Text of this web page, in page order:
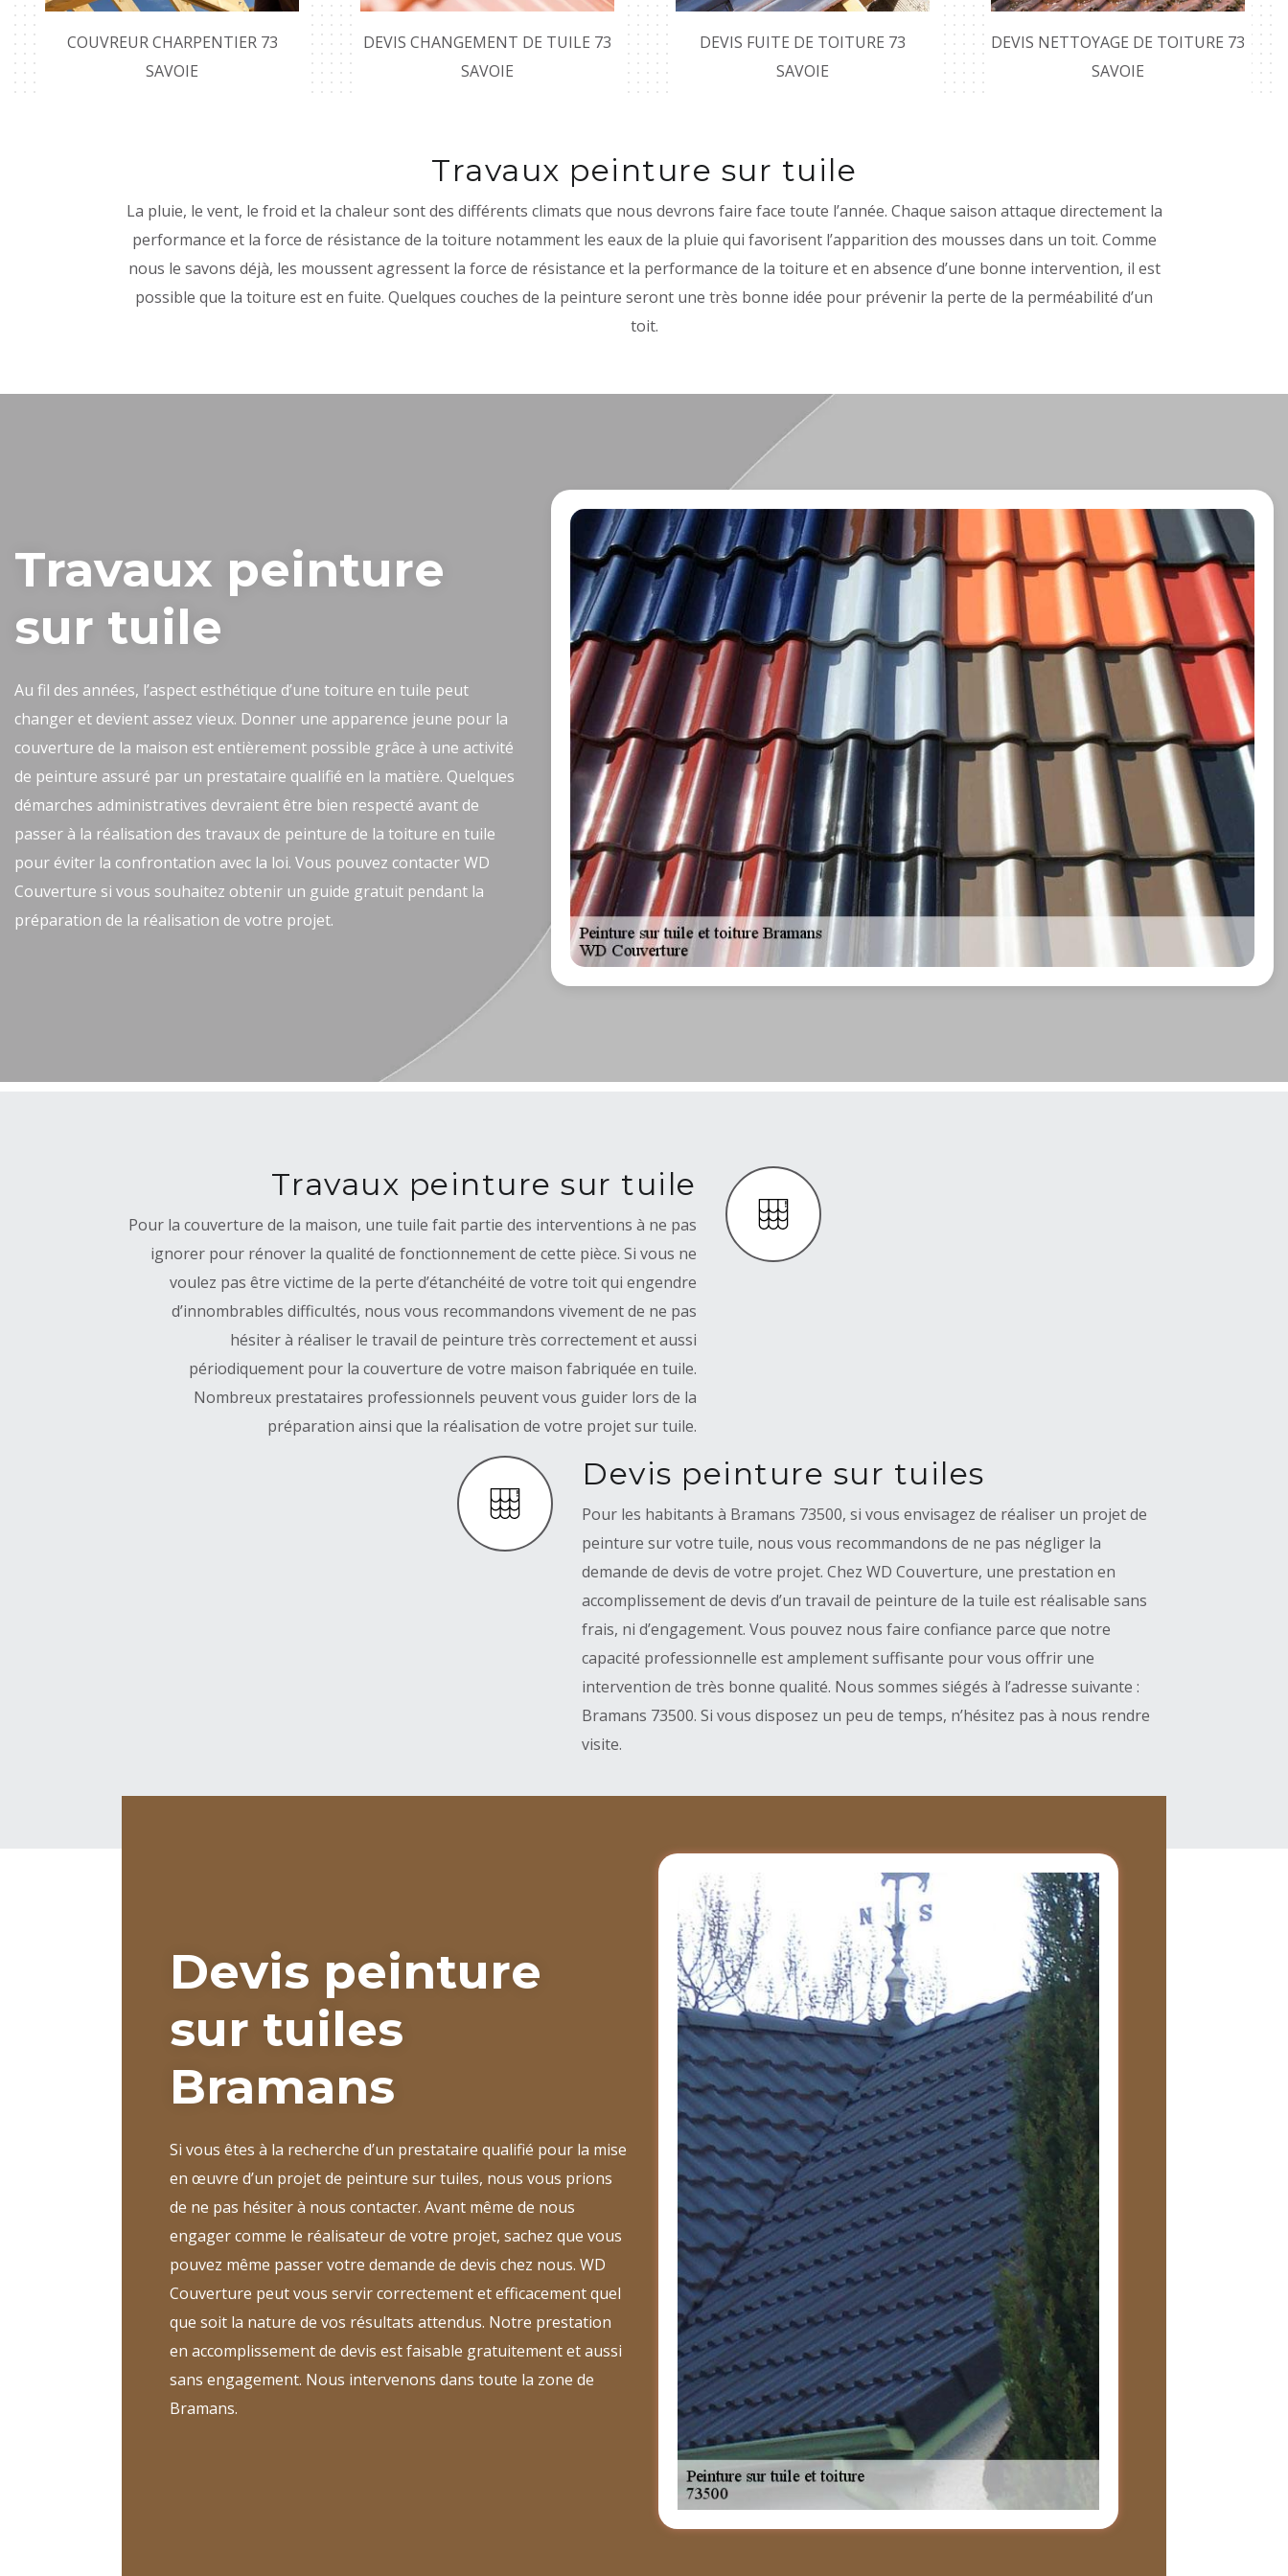
COUVREUR CHARPENTIER 73
SAVOIE
DEVIS CHANGEMENT DE TUILE 73
SAVOIE
DEVIS FUITE DE TOITURE 73
SAVOIE
DEVIS NETTOYAGE DE TOITURE 73
SAVOIE
Travaux peinture sur tuile
La pluie, le vent, le froid et la chaleur sont des différents climats que nous devrons faire face toute l’année. Chaque saison attaque directement la
performance et la force de résistance de la toiture notamment les eaux de la pluie qui favorisent l’apparition des mousses dans un toit. Comme
nous le savons déjà, les moussent agressent la force de résistance et la performance de la toiture et en absence d’une bonne intervention, il est
possible que la toiture est en fuite. Quelques couches de la peinture seront une très bonne idée pour prévenir la perte de la perméabilité d’un
toit.
Travaux peinture
sur tuile
Au fil des années, l’aspect esthétique d’une toiture en tuile peut
changer et devient assez vieux. Donner une apparence jeune pour la
couverture de la maison est entièrement possible grâce à une activité
de peinture assuré par un prestataire qualifié en la matière. Quelques
démarches administratives devraient être bien respecté avant de
passer à la réalisation des travaux de peinture de la toiture en tuile
pour éviter la confrontation avec la loi. Vous pouvez contacter WD
Couverture si vous souhaitez obtenir un guide gratuit pendant la
préparation de la réalisation de votre projet.
Travaux peinture sur tuile
Pour la couverture de la maison, une tuile fait partie des interventions à ne pas
ignorer pour rénover la qualité de fonctionnement de cette pièce. Si vous ne
voulez pas être victime de la perte d’étanchéité de votre toit qui engendre
d’innombrables difficultés, nous vous recommandons vivement de ne pas
hésiter à réaliser le travail de peinture très correctement et aussi
périodiquement pour la couverture de votre maison fabriquée en tuile.
Nombreux prestataires professionnels peuvent vous guider lors de la
préparation ainsi que la réalisation de votre projet sur tuile.
Devis peinture sur tuiles
Pour les habitants à Bramans 73500, si vous envisagez de réaliser un projet de
peinture sur votre tuile, nous vous recommandons de ne pas négliger la
demande de devis de votre projet. Chez WD Couverture, une prestation en
accomplissement de devis d’un travail de peinture de la tuile est réalisable sans
frais, ni d’engagement. Vous pouvez nous faire confiance parce que notre
capacité professionnelle est amplement suffisante pour vous offrir une
intervention de très bonne qualité. Nous sommes siégés à l’adresse suivante :
Bramans 73500. Si vous disposez un peu de temps, n’hésitez pas à nous rendre
visite.
Devis peinture
sur tuiles
Bramans
Si vous êtes à la recherche d’un prestataire qualifié pour la mise
en œuvre d’un projet de peinture sur tuiles, nous vous prions
de ne pas hésiter à nous contacter. Avant même de nous
engager comme le réalisateur de votre projet, sachez que vous
pouvez même passer votre demande de devis chez nous. WD
Couverture peut vous servir correctement et efficacement quel
que soit la nature de vos résultats attendus. Notre prestation
en accomplissement de devis est faisable gratuitement et aussi
sans engagement. Nous intervenons dans toute la zone de
Bramans.